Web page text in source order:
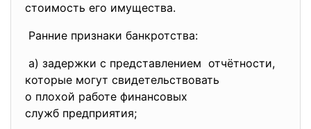
стоимость его имущества.
Ранние признаки банкротства:
а) задержки с представлением отчётности,
которые могут свидетельствовать
о плохой работе финансовых
служб предприятия;